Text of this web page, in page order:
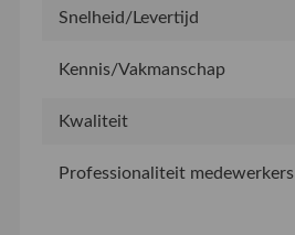
Snelheid/Levertijd
Kennis/Vakmanschap
Kwaliteit
Professionaliteit medewerkers